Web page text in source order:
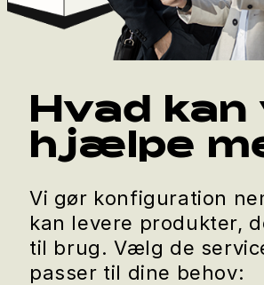
Hvad kan
hjælpe
Vi gør konfiguration
kan levere produkter,
til brug. Vælg de
passer til dine behov: